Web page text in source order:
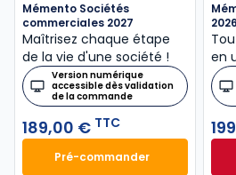
Mémento Sociétés
commerciales 2027
Maîtrisez chaque étape
de la vie d'une société !
Version numérique
accessible dès validation
de la commande
189,00 € TTC
Pré-commanderMémento Sociétés
2026
en